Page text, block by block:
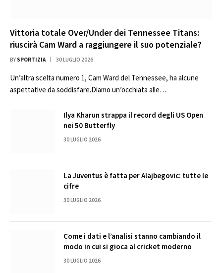
Vittoria totale Over/Under dei Tennessee Titans:
riuscirà Cam Ward a raggiungere il suo potenziale?
BY SPORTIZIA 30 LUGLIO 2026
Un’altra scelta numero 1, Cam Ward del Tennessee, ha alcune
aspettative da soddisfare.Diamo un’occhiata alle…
Ilya Kharun strappa il record degli US Open
nei 50 Butterfly
30 LUGLIO 2026
La Juventus è fatta per Alajbegovic: tutte le
cifre
30 LUGLIO 2026
Come i dati e l’analisi stanno cambiando il
modo in cui si gioca al cricket moderno
30 LUGLIO 2026